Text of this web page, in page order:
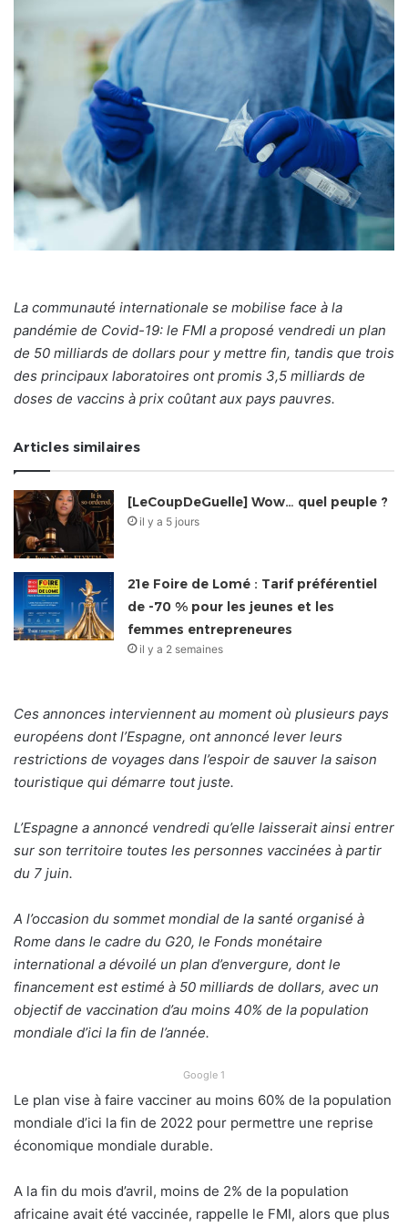
La communauté internationale se mobilise face à la
pandémie de Covid-19: le FMI a proposé vendredi un plan
de 50 milliards de dollars pour y mettre fin, tandis que trois
des principaux laboratoires ont promis 3,5 milliards de
doses de vaccins à prix coûtant aux pays pauvres.
Articles similaires
[LeCoupDeGuelle] Wow… quel peuple ?
il y a 5 jours
21e Foire de Lomé : Tarif préférentiel
de -70 % pour les jeunes et les
femmes entrepreneures
il y a 2 semaines
Ces annonces interviennent au moment où plusieurs pays
européens dont l’Espagne, ont annoncé lever leurs
restrictions de voyages dans l’espoir de sauver la saison
touristique qui démarre tout juste.
L’Espagne a annoncé vendredi qu’elle laisserait ainsi entrer
sur son territoire toutes les personnes vaccinées à partir
du 7 juin.
A l’occasion du sommet mondial de la santé organisé à
Rome dans le cadre du G20, le Fonds monétaire
international a dévoilé un plan d’envergure, dont le
financement est estimé à 50 milliards de dollars, avec un
objectif de vaccination d’au moins 40% de la population
mondiale d’ici la fin de l’année.
Google 1
Le plan vise à faire vacciner au moins 60% de la population
mondiale d’ici la fin de 2022 pour permettre une reprise
économique mondiale durable.
A la fin du mois d’avril, moins de 2% de la population
africaine avait été vaccinée, rappelle le FMI, alors que plus